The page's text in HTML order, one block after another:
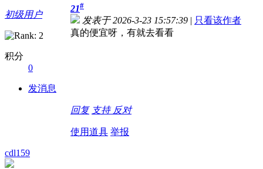
初级用户
积分
0
发消息
21#
发表于 2026-3-23 15:57:39 | 只看该作者
真的便宜呀，有就去看看
回复 支持 反对
使用道具 举报
cdl159